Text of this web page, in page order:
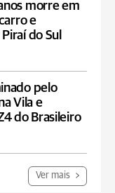
morre em
e
do Sul
pelo
Vila e
do Brasileiro
Ver mais